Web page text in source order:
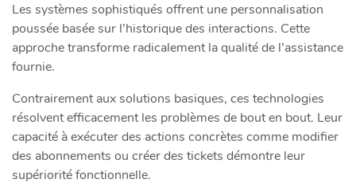
Les systèmes sophistiqués offrent une personnalisation
poussée basée sur l’historique des interactions. Cette
approche transforme radicalement la qualité de l’assistance
fournie.
Contrairement aux solutions basiques, ces technologies
résolvent efficacement les problèmes de bout en bout. Leur
capacité à exécuter des actions concrètes comme modifier
des abonnements ou créer des tickets démontre leur
supériorité fonctionnelle.